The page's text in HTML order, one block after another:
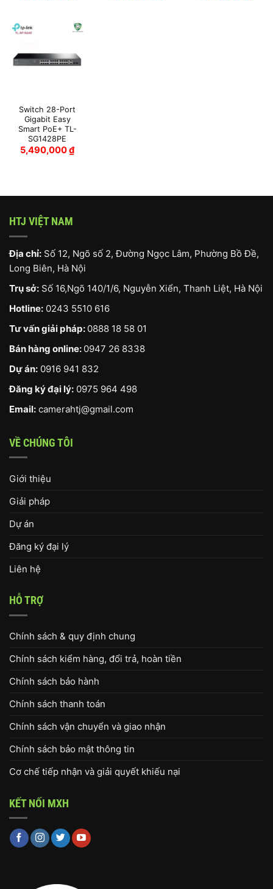
Switch 28-Port
Gigabit Easy
Smart PoE+ TL-
SG1428PE
5,490,000₫
HTJ VIỆT NAM
Địa chỉ: Số 12, Ngõ số 2, Đường Ngọc Lâm, Phường Bồ Đề,
Long Biên, Hà Nội
Trụ sở: Số 16,Ngõ 140/1/6, Nguyễn Xiển, Thanh Liệt, Hà Nội
Hotline: 0243 5510 616
Tư vấn giải pháp: 0888 18 58 01
Bán hàng online: 0947 26 8338
Dự án: 0916 941 832
Đăng ký đại lý: 0975 964 498
Email: camerahtj@gmail.com
VỀ CHÚNG TÔI
Giới thiệu
Giải pháp
Dự án
Đăng ký đại lý
Liên hệ
HỖ TRỢ
Chính sách & quy định chung
Chính sách kiểm hàng, đổi trả, hoàn tiền
Chính sách bảo hành
Chính sách thanh toán
Chính sách vận chuyển và giao nhận
Chính sách bảo mật thông tin
Cơ chế tiếp nhận và giải quyết khiếu nại
KẾT NỐI MXH